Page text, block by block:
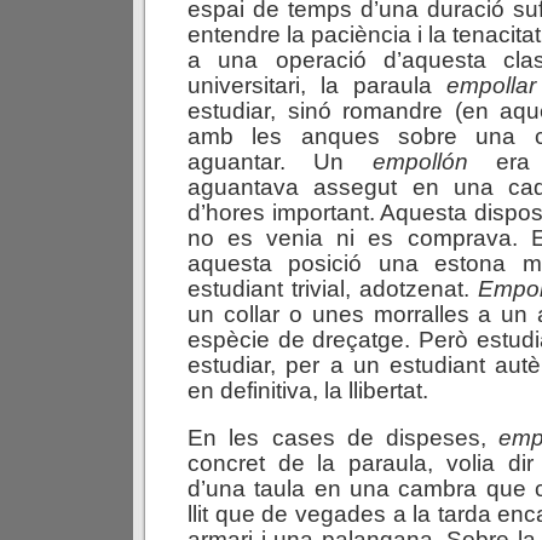
espai de temps d’una duració
entendre la paciència i la
a una operació d’aquesta
universitari, la paraula empollar
estudiar, sinó romandre (en
amb les anques sobre una
aguantar. Un empollón era
aguantava assegut en una
d’hores important. Aquesta
no es venia ni es comprava.
aquesta posició una estona
estudiant trivial, adotzenat.
un collar o unes morralles a
espècie de dreçatge. Però
estudiar, per a un estudiant
en definitiva, la llibertat.
En les cases de dispeses,
concret de la paraula, volia dir
d’una taula en una cambra que
llit que de vegades a la tarda